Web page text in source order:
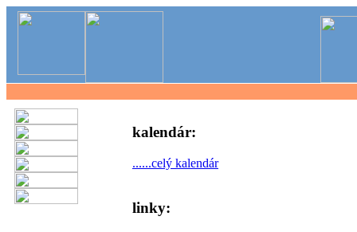
kalendár:
......celý kalendár
linky: